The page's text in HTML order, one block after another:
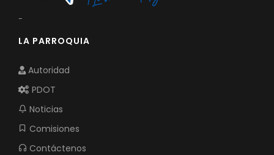
-
LA PARROQUIA
Autoridad
PDOT
Noticias
Comisiones
Contáctenos